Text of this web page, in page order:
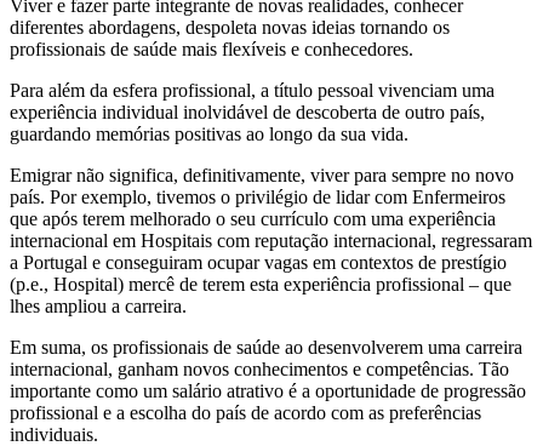
Viver e fazer parte integrante de novas realidades, conhecer
diferentes abordagens, despoleta novas ideias tornando os
profissionais de saúde mais flexíveis e conhecedores.
Para além da esfera profissional, a título pessoal vivenciam uma
experiência individual inolvidável de descoberta de outro país,
guardando memórias positivas ao longo da sua vida.
Emigrar não significa, definitivamente, viver para sempre no novo
país. Por exemplo, tivemos o privilégio de lidar com Enfermeiros
que após terem melhorado o seu currículo com uma experiência
internacional em Hospitais com reputação internacional, regressaram
a Portugal e conseguiram ocupar vagas em contextos de prestígio
(p.e., Hospital) mercê de terem esta experiência profissional – que
lhes ampliou a carreira.
Em suma, os profissionais de saúde ao desenvolverem uma carreira
internacional, ganham novos conhecimentos e competências. Tão
importante como um salário atrativo é a oportunidade de progressão
profissional e a escolha do país de acordo com as preferências
individuais.